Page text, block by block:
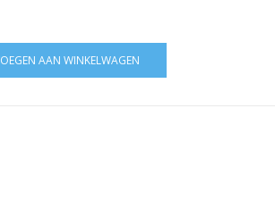
AAN WINKELWAGEN